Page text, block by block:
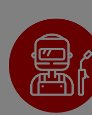
i tre enkle trin for at
erhvervskunder
Bliv kunde / Opret online